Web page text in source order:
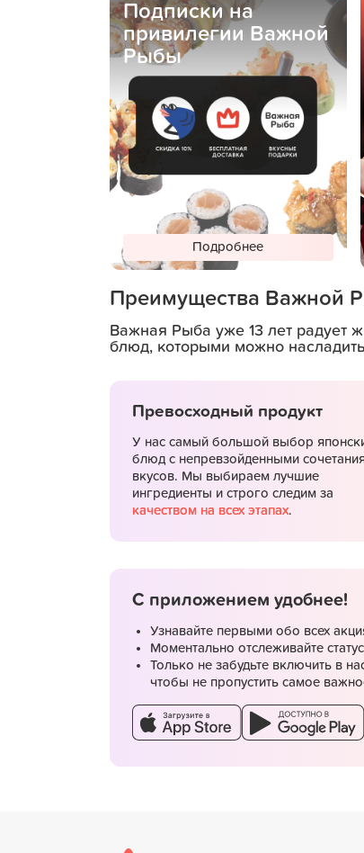
Подписки на
привилегии Важной
Рыбы
Подробнее
Преимущества Важной
Важная Рыба уже 13 лет радует
блюд, которыми можно
Превосходный продукт
У нас самый большой выбор
блюд с непревзойденными
вкусов. Мы выбираем лучшие
ингредиенты и строго следим за
качеством на всех этапах.
С приложением удобнее!
Узнавайте первыми обо всех
Моментально отслеживайте
Только не забудьте включить в
чтобы не пропустить самое